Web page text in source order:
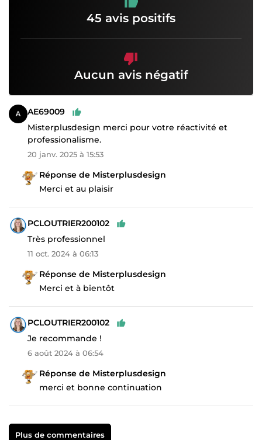
45 avis positifs
Aucun avis négatif
AE69009
Misterplusdesign merci pour votre réactivité et
professionalisme.
20 janv. 2025 à 15:53
Réponse de Misterplusdesign
Merci et au plaisir
PCLOUTRIER200102
Très professionnel
11 oct. 2024 à 06:13
Réponse de Misterplusdesign
Merci et à bientôt
PCLOUTRIER200102
Je recommande !
6 août 2024 à 06:54
Réponse de Misterplusdesign
merci et bonne continuation
Plus de commentaires